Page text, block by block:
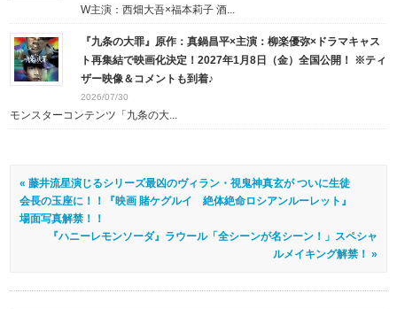
W主演：西畑大吾×福本莉子 酒...
『九条の大罪』原作：真鍋昌平×主演：柳楽優弥×ドラマキャス
ト再集結で映画化決定！2027年1月8日（金）全国公開！ ※ティ
ザー映像＆コメントも到着♪
2026/07/30
モンスターコンテンツ「九条の大...
« 藤井流星演じるシリーズ最凶のヴィラン・視鬼神真玄が ついに生徒
会長の玉座に！！『映画 賭ケグルイ 絶体絶命ロシアンルーレット』
場面写真解禁！！
『ハニーレモンソーダ』ラウール「全シーンが名シーン！」スペシャ
ルメイキング解禁！ »